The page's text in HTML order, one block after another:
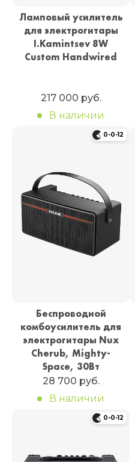
Ламповый усилитель
для электрогитары
I.Kamintsev 8W
Custom Handwired
217 000 руб.
В наличии
0-0-12
Беспроводной
комбоусилитель для
электрогитары Nux
Cherub, Mighty-
Space, 30Вт
28 700 руб.
В наличии
0-0-12